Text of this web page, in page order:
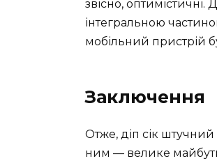
звісно,
інтегральною
мобільний пристрій
Заключення
Отже, діп сік штучний
ним — велике